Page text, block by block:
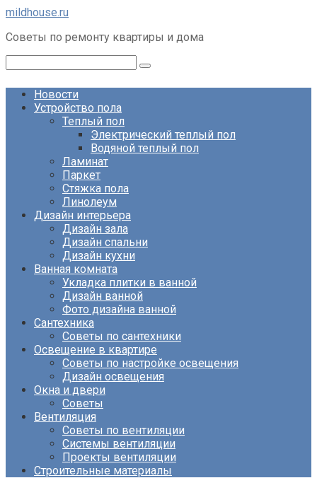
Перейти
контенту
mildhouse.ru
Советы по ремонту квартиры и дома
Новости
Устройство пола
Теплый пол
Электрический теплый пол
Водяной теплый пол
Ламинат
Паркет
Стяжка пола
Линолеум
Дизайн интерьера
Дизайн зала
Дизайн спальни
Дизайн кухни
Ванная комната
Укладка плитки в ванной
Дизайн ванной
Фото дизайна ванной
Сантехника
Советы по сантехники
Освещение в квартире
Советы по настройке освещения
Дизайн освещения
Окна и двери
Советы
Вентиляция
Советы по вентиляции
Системы вентиляции
Проекты вентиляции
Строительные материалы